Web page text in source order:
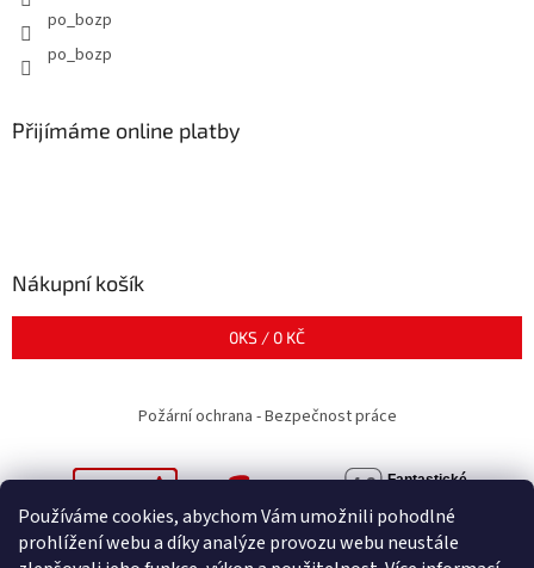
Používáme cookies, abychom Vám umožnili pohodlné
prohlížení webu a díky analýze provozu webu neustále
po_bozp
po_bozp
Přijímáme online platby
Nákupní košík
0KS / 0 KČ
Požární ochrana - Bezpečnost práce